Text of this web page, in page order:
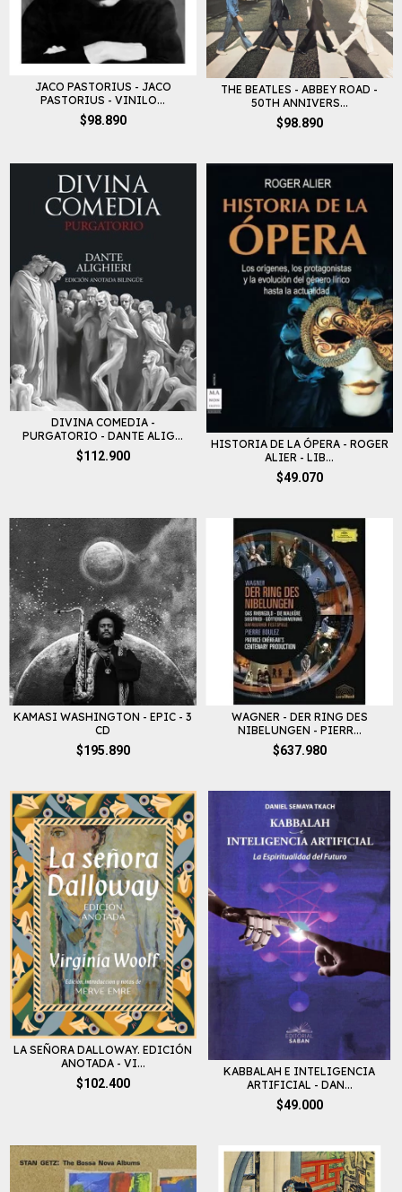
JACO PASTORIUS - JACO
PASTORIUS - VINILO...
$98.890
THE BEATLES - ABBEY ROAD -
50TH ANNIVERS...
$98.890
DIVINA COMEDIA -
PURGATORIO - DANTE ALIG...
$112.900
HISTORIA DE LA ÓPERA - ROGER
ALIER - LIB...
$49.070
KAMASI WASHINGTON - EPIC - 3
CD
$195.890
WAGNER - DER RING DES
NIBELUNGEN - PIERR...
$637.980
LA SEÑORA DALLOWAY. EDICIÓN
ANOTADA - VI...
$102.400
KABBALAH E INTELIGENCIA
ARTIFICIAL - DAN...
$49.000